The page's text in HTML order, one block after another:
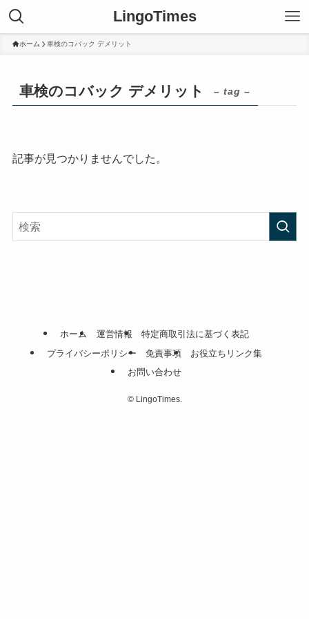
LingoTimes
ホーム 車検のコバック デメリット
車検のコバック デメリット – tag –
記事が見つかりませんでした。
ホーム 運営情報
特定商取引法に基づく表記
プライバシーポリシー
免責事項
お役立ちリンク集
お問い合わせ
©LingoTimes.